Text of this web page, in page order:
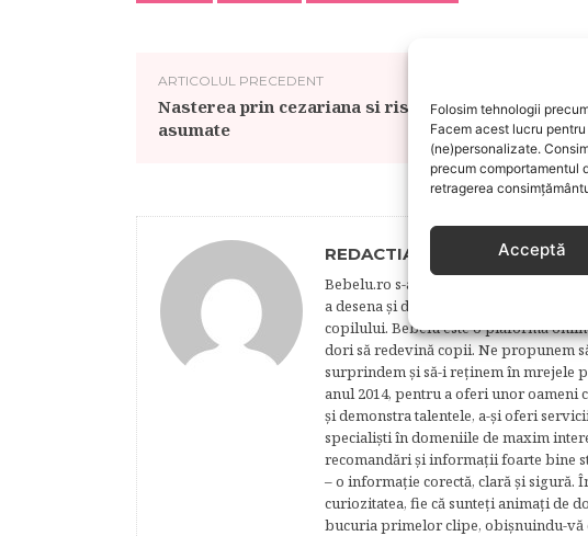
Folosim tehnologii
Facem acest lucru
(ne)personalizate.
precum comportamentul
retragerea
Acceptă
ARTICOLUL PRECEDENT
Nasterea prin cezariana si riscurile
asumate
REDACTIA BEBELU
Bebelu.ro s-a născut din plăcerea
a desena şi de a realiza cel mai
copilului. Bebelu este o plaformă
dori să redevină copii. Ne propunem
surprindem şi să-i reţinem în mrejele
anul 2014, pentru a oferi unor
şi demonstra talentele, a-şi oferi
specialişti în domeniile de maxim
recomandări şi informaţii foarte bine
– o informaţie corectă, clară şi sigură.
curiozitatea, fie că sunteţi animaţi de
bucuria primelor clipe, obişnuindu-vă